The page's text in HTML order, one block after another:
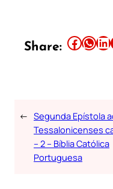
Share: Share this article on Facebook Share this article on WhatsApp Share this article on LinkedIn
← Segunda Epístola
Tessalonicenses
– 2 – Bíblia Católica
Portuguesa